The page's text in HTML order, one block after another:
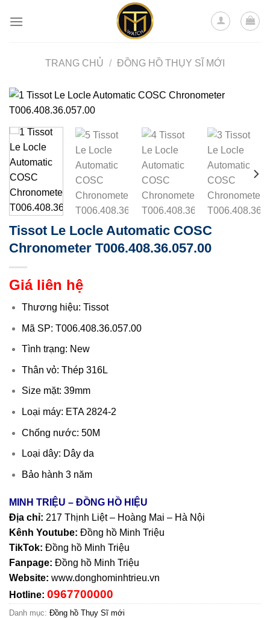
TRANG CHỦ / ĐỒNG HỒ THỤY SĨ MỚI
Tissot Le Locle Automatic COSC
Chronometer T006.408.36.057.00
Giá liên hệ
Thương hiệu: Tissot
Mã SP: T006.408.36.057.00
Tình trạng: New
Thân vỏ: Thép 316L
Size mặt: 39mm
Loại máy: ETA 2824-2
Chống nước: 50M
Loại dây: Dây da
Bảo hành 3 năm
MINH TRIỆU – ĐỒNG HỒ HIỆU
Địa chỉ: 217 Thịnh Liệt – Hoàng Mai – Hà Nội
Kênh Youtube: Đồng hồ Minh Triệu
TikTok: Đồng hồ Minh Triệu
Fanpage: Đồng hồ Minh Triệu
Website: www.donghominhtrieu.vn
Hotline: 0967700000
Danh mục: Đồng hồ Thụy Sĩ mới